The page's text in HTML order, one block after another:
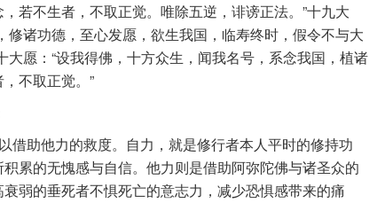
若不生者，不取正觉。唯除五逆，诽谤正法。”十九大
修诸功德，至心发愿，欲生我国，临寿终时，假令不与大
大愿：“设我得佛，十方众生，闻我名号，系念我国，植诸
不取正觉。”
借助他力的救度。自力，就是修行者本人平时的修持功
累的无愧感与自信。他力则是借助阿弥陀佛与诸圣众的
弱的垂死者不惧死亡的意志力，减少恐惧感带来的痛